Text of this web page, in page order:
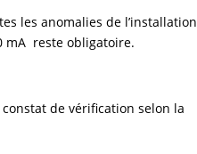
les anomalies de l’installation
mA reste obligatoire.
de vérification selon la